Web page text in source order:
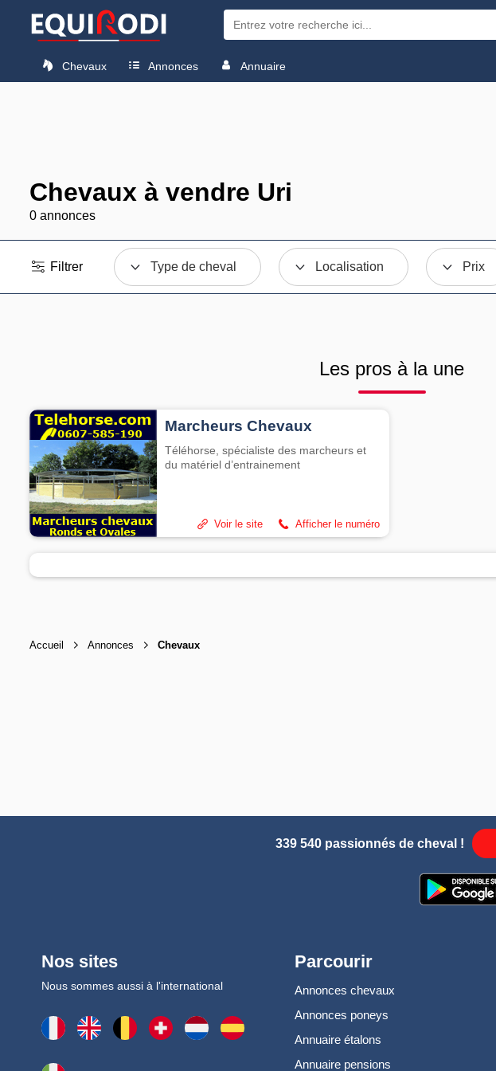
Chevaux Annonces Annuaire
Chevaux à vendre Uri
0 annonces
Filtrer Type de cheval Localisation Prix
Les pros à la une
Marcheurs Chevaux
Téléhorse, spécialiste des marcheurs et
du matériel d’entrainement
Afficher le numéro
Voir le site
Accueil Annonces Chevaux
339 540 passionnés de cheval !
Nos sites
Nous sommes aussi à l'international
Parcourir
Annonces chevaux
Annonces poneys
Annuaire étalons
Annuaire pensions